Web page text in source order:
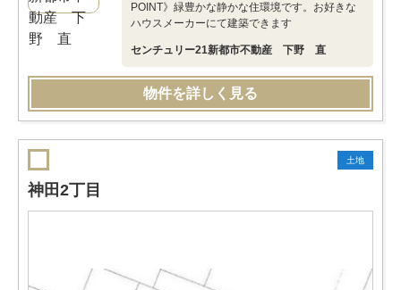
POINT》緑豊かな静かな住環境です。お好きな
ハウスメーカーにて建築できます
センチュリー21新都市不動産 下野 直
物件を詳しく見る
土地
神田2丁目